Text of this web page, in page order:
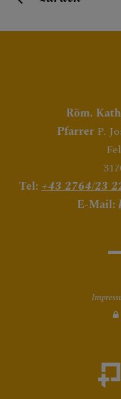
Röm.
Pfarrer P.
Tel: +43 2764/23
E-Mail: